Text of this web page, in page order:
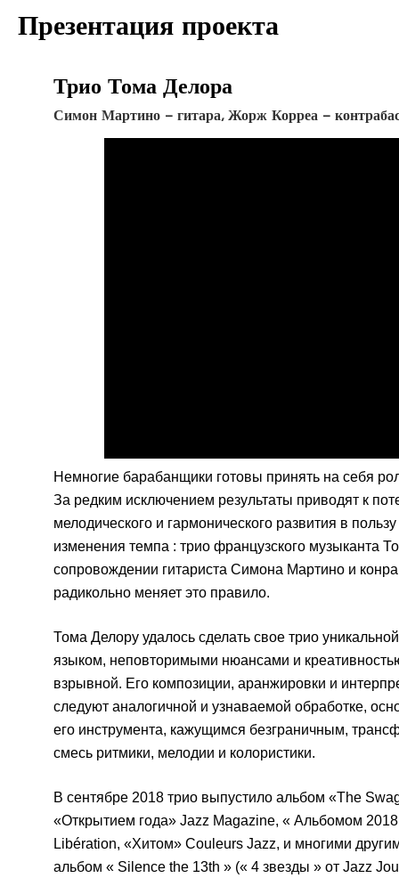
Презентация проекта
Трио Тома Делора
Симон Мартино – гитара, Жорж Корреа –
Немногие барабанщики готовы принять на себя
За редким исключением результаты приводят к
мелодического и гармонического развития в
изменения темпа : трио французского музыканта
сопровождении гитариста Симона Мартино и
радикольно меняет это правило.
Тома Делору удалось сделать свое трио
языком, неповторимыми нюансами и
взрывной. Его композиции, аранжировки и
следуют аналогичной и узнаваемой обработке,
его инструмента, кажущимся безграничным,
смесь ритмики, мелодии и колористики.
В сентябре 2018 трио выпустило альбом «The
«Открытием года» Jazz Magazine, « Альбомом
Libération, «Хитом» Couleurs Jazz, и многими
альбом « Silence the 13th » (« 4 звезды » от Jazz